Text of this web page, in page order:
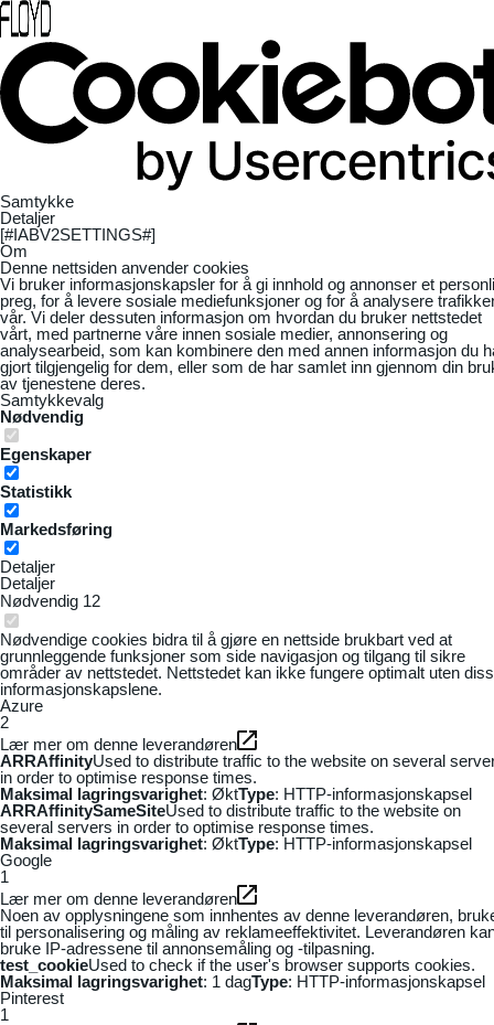
Samtykke
Detaljer
[#IABV2SETTINGS#]
Om
Denne nettsiden anvender cookies
Vi bruker informasjonskapsler for å gi innhold og annonser et
preg, for å levere sosiale mediefunksjoner og for å analysere
vår. Vi deler dessuten informasjon om hvordan du bruker nettstedet
vårt, med partnerne våre innen sosiale medier, annonsering og
analysearbeid, som kan kombinere den med annen informasjon du
gjort tilgjengelig for dem, eller som de har samlet inn gjennom din
av tjenestene deres.
Samtykkevalg
Nødvendig
Egenskaper
Statistikk
Markedsføring
Detaljer
Detaljer
Nødvendig 12
Nødvendige cookies bidra til å gjøre en nettside brukbart ved at
grunnleggende funksjoner som side navigasjon og tilgang til sikre
områder av nettstedet. Nettstedet kan ikke fungere optimalt uten
informasjonskapslene.
Azure
2
Lær mer om denne leverandøren
ARRAffinityUsed to distribute traffic to the website on several
in order to optimise response times.
Maksimal lagringsvarighet: ØktType: HTTP-informasjonskapsel
ARRAffinitySameSiteUsed to distribute traffic to the website on
several servers in order to optimise response times.
Maksimal lagringsvarighet: ØktType: HTTP-informasjonskapsel
Google
1
Lær mer om denne leverandøren
Noen av opplysningene som innhentes av denne leverandøren,
til personalisering og måling av reklameeffektivitet. Leverandøren
bruke IP-adressene til annonsemåling og -tilpasning.
test_cookieUsed to check if the user's browser supports cookies.
Maksimal lagringsvarighet: 1 dagType: HTTP-informasjonskapsel
Pinterest
1